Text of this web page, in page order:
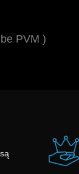
be PVM )